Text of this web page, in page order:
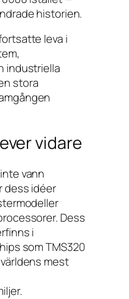
historien.
leva i
industriella
stora
vidare
vann
dess idéer
Dess
i
som TMS320
mest